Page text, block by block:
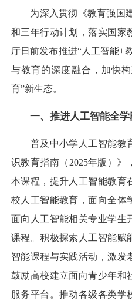
为深入贯彻《教育强国建
和三年行动计划，落实国家
厅日前发布推进“人工智能+
与教育的深度融合，加快
育”新生态。
一、推进人工智能全学
普及中小学人工智能教
识教育指南（2025年版）》
本课程，提升人工智能教育
校人工智能教育，面向全体
面向人工智能相关专业学生
课程。积极探索人工智能赋
智能课程与实践活动，激发
鼓励高校建立面向青少年和
服务平台。推动各级各类学